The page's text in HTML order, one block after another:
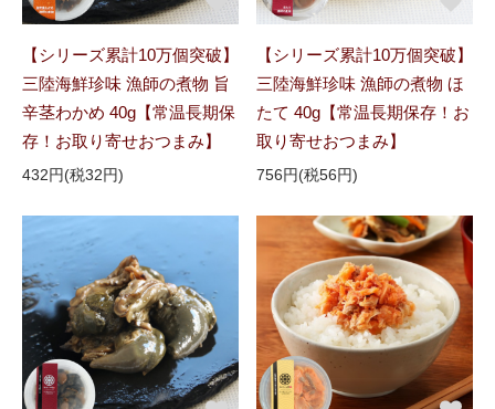
【シリーズ累計10万個突破】
三陸海鮮珍味 漁師の煮物 旨
辛茎わかめ 40g【常温長期保
存！お取り寄せおつまみ】
432円(税32円)
【シリーズ累計10万個突破】
三陸海鮮珍味 漁師の煮物 ほ
たて 40g【常温長期保存！お
取り寄せおつまみ】
756円(税56円)